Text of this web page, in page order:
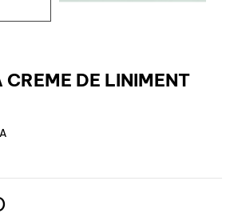
DE LINIMENT